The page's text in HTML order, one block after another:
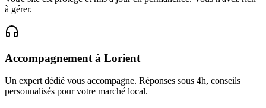
à gérer.
Accompagnement à Lorient
Un expert dédié vous accompagne. Réponses sous 4h, conseils
personnalisés pour votre marché local.